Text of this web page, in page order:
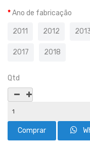
Ano de fabricação
2011 2012
2017 2018
Qtd